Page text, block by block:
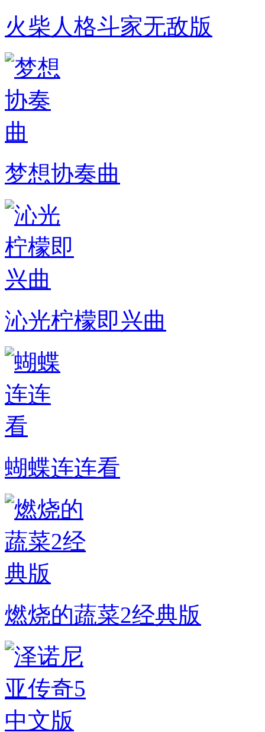
火柴人格斗家无敌版
梦想协奏曲
沁光柠檬即兴曲
蝴蝶连连看
燃烧的蔬菜2经典版